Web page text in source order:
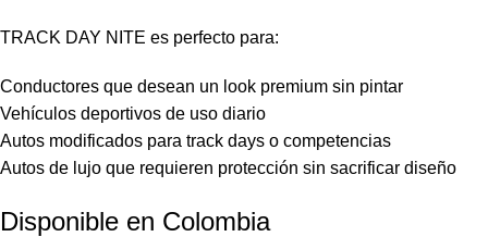
TRACK DAY NITE es perfecto para:
Conductores que desean un look premium sin pintar
Vehículos deportivos de uso diario
Autos modificados para track days o competencias
Autos de lujo que requieren protección sin sacrificar diseño
Disponible en Colombia